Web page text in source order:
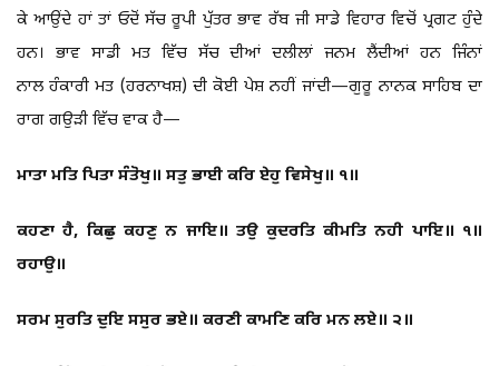
ਕੇ ਆਉਂਦੇ ਹਾਂ ਤਾਂ ਓਦੋਂ ਸੱਚ ਰੂਪੀ ਪੁੱਤਰ ਭਾਵ ਰੱਬ ਜੀ ਸਾਡੇ ਵਿਹਾਰ ਵਿਚੋਂ ਪ੍ਰਗਟ ਹੁੰਦੇ
ਹਨ। ਭਾਵ ਸਾਡੀ ਮਤ ਵਿੱਚ ਸੱਚ ਦੀਆਂ ਦਲੀਲਾਂ ਜਨਮ ਲੈਂਦੀਆਂ ਹਨ ਜਿੰਨਾਂ
ਨਾਲ ਹੰਕਾਰੀ ਮਤ (ਹਰਨਾਖਸ਼) ਦੀ ਕੋਈ ਪੇਸ਼ ਨਹੀਂ ਜਾਂਦੀ—ਗੁਰੂ ਨਾਨਕ ਸਾਹਿਬ ਦਾ
ਰਾਗ ਗਉੜੀ ਵਿੱਚ ਵਾਕ ਹੈ—
ਮਾਤਾ ਮਤਿ ਪਿਤਾ ਸੰਤੋਖੁ॥ ਸਤੁ ਭਾਈ ਕਰਿ ਏਹੁ ਵਿਸੇਖੁ॥ ੧॥
ਕਹਣਾ ਹੈ, ਕਿਛੁ ਕਹਣੁ ਨ ਜਾਇ॥ ਤਉ ਕੁਦਰਤਿ ਕੀਮਤਿ ਨਹੀ ਪਾਇ॥ ੧॥
ਰਹਾਉ॥
ਸਰਮ ਸੁਰਤਿ ਦੁਇ ਸਸੁਰ ਭਏ॥ ਕਰਣੀ ਕਾਮਣਿ ਕਰਿ ਮਨ ਲਏ॥ ੨॥